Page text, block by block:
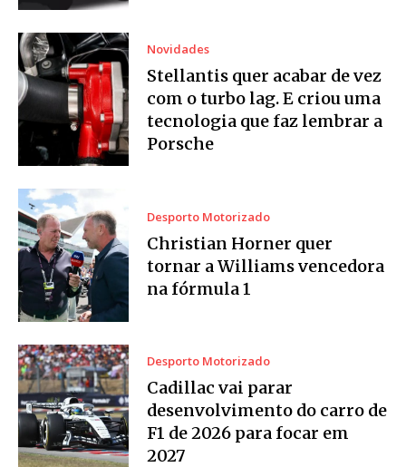
Novidades
Stellantis quer acabar de vez
com o turbo lag. E criou uma
tecnologia que faz lembrar a
Porsche
Desporto Motorizado
Christian Horner quer
tornar a Williams vencedora
na fórmula 1
Desporto Motorizado
Cadillac vai parar
desenvolvimento do carro de
F1 de 2026 para focar em
2027